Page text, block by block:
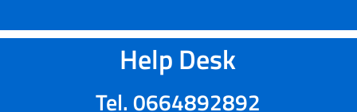
Help Desk
Tel. 0664892892